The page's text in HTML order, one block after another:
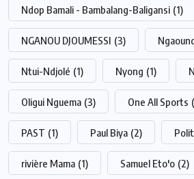
Ndop Bamali - Bambalang-Baligansi (1)
NGANOU DJOUMESSI (3)
Ntui-Ndjolé (1) Nyong (1)
Oligui Nguema (3) One All Sports
PAST (1) Paul Biya (2)
rivière Mama (1) Samuel Eto'o (2)